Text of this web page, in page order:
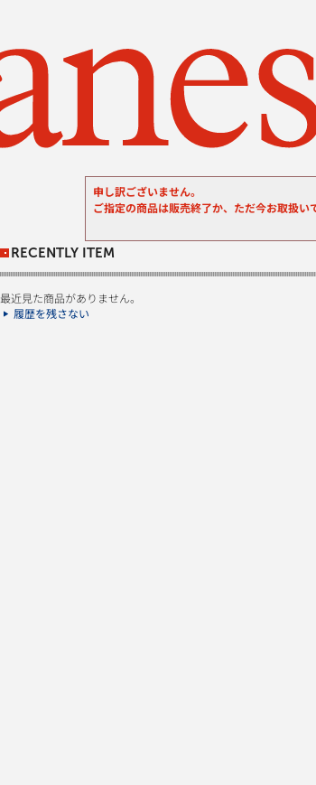
申し訳ございません。
ご指定の商品は販売終了か、ただ今お取扱い
RECENTLY ITEM
最近見た商品がありません。
履歴を残さない